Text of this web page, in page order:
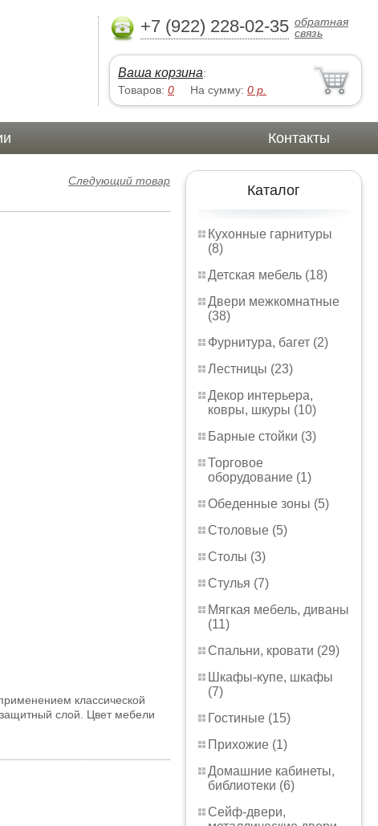
+7 (922) 228-02-35 обратная
связь
Ваша корзина:
Товаров: 0 На сумму: 0 р.
Контакты
Каталог
Кухонные гарнитуры
(8)
Детская мебель (18)
Двери межкомнатные
(38)
Фурнитура, багет (2)
Лестницы (23)
Декор интерьера,
ковры, шкуры (10)
Барные стойки (3)
Торговое
оборудование (1)
Обеденные зоны (5)
Столовые (5)
Столы (3)
Стулья (7)
Мягкая мебель, диваны
(11)
Спальни, кровати (29)
Шкафы-купе, шкафы
(7)
Гостиные (15)
Прихожие (1)
Домашние кабинеты,
библиотеки (6)
Сейф-двери,
Следующий товар
классической
слой. Цвет мебели